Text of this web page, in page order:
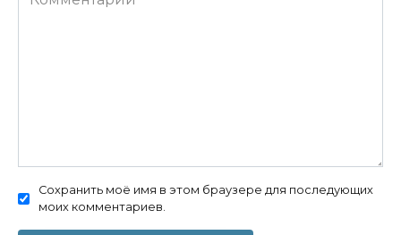
Сохранить моё имя в этом браузере для последующих
моих комментариев.